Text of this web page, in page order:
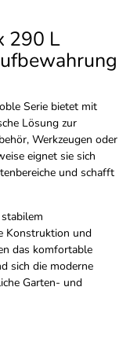
290 L
Serie bietet mit
Lösung zur
Werkzeugen oder
eignet sie sich
und schafft
Konstruktion und
das komfortable
sich die moderne
Garten- und